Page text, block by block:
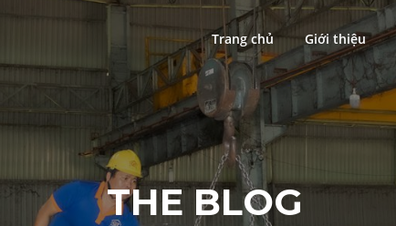
Trang chủ Giới thiệu
THE BLOG